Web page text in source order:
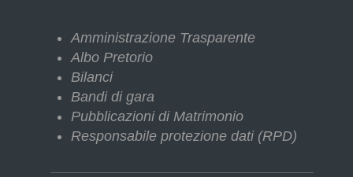
Amministrazione Trasparente
Albo Pretorio
Bilanci
Bandi di gara
Pubblicazioni di Matrimonio
Responsabile protezione dati (RPD)